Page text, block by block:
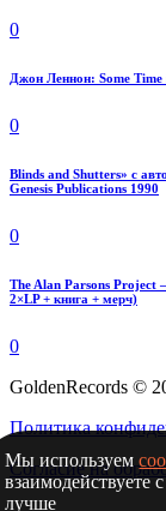
0
Джон Леннон: Some
0
Blinds and Shutters» с
Genesis Publications 1990
0
The Alan Parsons Project
2×LP + книга + мерч)
0
GoldenRecords ©
Политика
Согласие на
Мы используем
взаимодействуете
лучше